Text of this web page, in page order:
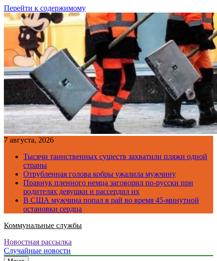
Перейти к содержимому
7 августа, 2026
Тысячи таинственных существ захватили пляжи одной
страны
Отрубленная голова кобры ужалила мужчину
Правнук пленного немца заговорил по-русски при
родителях девушки и рассердил их
В США мужчина попал в рай во время 45-минутной
остановки сердца
Коммунальные службы
Новостная рассылка
Случайные новости